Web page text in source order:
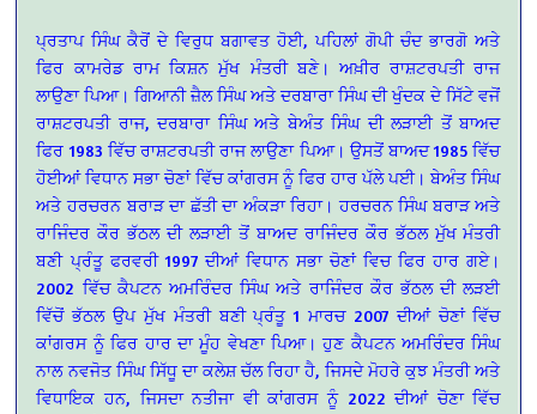
ਪ੍ਰਤਾਪ ਸਿੰਘ ਕੈਰੋਂ ਦੇ ਵਿਰੁਧ ਬਗਾਵਤ ਹੋਈ, ਪਹਿਲਾਂ ਗੋਪੀ ਚੰਦ ਭਾਰਗੋ ਅਤੇ
ਫਿਰ ਕਾਮਰੇਡ ਰਾਮ ਕਿਸ਼ਨ ਮੁੱਖ ਮੰਤਰੀ ਬਣੇ। ਅਖ਼ੀਰ ਰਾਸ਼ਟਰਪਤੀ ਰਾਜ
ਲਾਉਣਾ ਪਿਆ। ਗਿਆਨੀ ਜ਼ੈਲ ਸਿੰਘ ਅਤੇ ਦਰਬਾਰਾ ਸਿੰਘ ਦੀ ਖੁੰਦਕ ਦੇ ਸਿੱਟੇ ਵਜੋਂ
ਰਾਸ਼ਟਰਪਤੀ ਰਾਜ, ਦਰਬਾਰਾ ਸਿੰਘ ਅਤੇ ਬੇਅੰਤ ਸਿੰਘ ਦੀ ਲੜਾਈ ਤੋਂ ਬਾਅਦ
ਫਿਰ 1983 ਵਿੱਚ ਰਾਸ਼ਟਰਪਤੀ ਰਾਜ ਲਾਉਣਾ ਪਿਆ। ਉਸਤੋਂ ਬਾਅਦ 1985 ਵਿੱਚ
ਹੋਈਆਂ ਵਿਧਾਨ ਸਭਾ ਚੋਣਾਂ ਵਿੱਚ ਕਾਂਗਰਸ ਨੂੰ ਫਿਰ ਹਾਰ ਪੱਲੇ ਪਈ। ਬੇਅੰਤ ਸਿੰਘ
ਅਤੇ ਹਰਚਰਨ ਬਰਾੜ ਦਾ ਛੱਤੀ ਦਾ ਅੰਕੜਾ ਰਿਹਾ। ਹਰਚਰਨ ਸਿੰਘ ਬਰਾੜ ਅਤੇ
ਰਾਜਿੰਦਰ ਕੌਰ ਭੱਠਲ ਦੀ ਲੜਾਈ ਤੋਂ ਬਾਅਦ ਰਾਜਿੰਦਰ ਕੌਰ ਭੱਠਲ ਮੁੱਖ ਮੰਤਰੀ
ਬਣੀ ਪ੍ਰੰਤੂ ਫਰਵਰੀ 1997 ਦੀਆਂ ਵਿਧਾਨ ਸਭਾ ਚੋਣਾਂ ਵਿਚ ਫਿਰ ਹਾਰ ਗਏ।
2002 ਵਿੱਚ ਕੈਪਟਨ ਅਮਰਿੰਦਰ ਸਿੰਘ ਅਤੇ ਰਾਜਿੰਦਰ ਕੌਰ ਭੱਠਲ ਦੀ ਲੜਈ
ਵਿੱਚੋਂ ਭੱਠਲ ਉਪ ਮੁੱਖ ਮੰਤਰੀ ਬਣੀ ਪ੍ਰੰਤੂ 1 ਮਾਰਚ 2007 ਦੀਆਂ ਚੋਣਾਂ ਵਿੱਚ
ਕਾਂਗਰਸ ਨੂੰ ਫਿਰ ਹਾਰ ਦਾ ਮੂੰਹ ਵੇਖਣਾ ਪਿਆ। ਹੁਣ ਕੈਪਟਨ ਅਮਰਿੰਦਰ ਸਿੰਘ
ਨਾਲ ਨਵਜੋਤ ਸਿੰਘ ਸਿੱਧੂ ਦਾ ਕਲੇਸ਼ ਚੱਲ ਰਿਹਾ ਹੈ, ਜਿਸਦੇ ਮੋਹਰੇ ਕੁਝ ਮੰਤਰੀ ਅਤੇ
ਵਿਧਾਇਕ ਹਨ, ਜਿਸਦਾ ਨਤੀਜਾ ਵੀ ਕਾਂਗਰਸ ਨੂੰ 2022 ਦੀਆਂ ਚੋਣਾ ਵਿੱਚ